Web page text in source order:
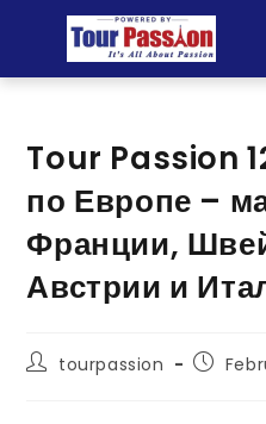
Tour Passion
по Европе –
Франции,
Австрии и
tourpassion